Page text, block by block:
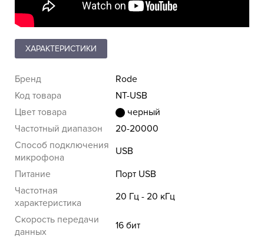
ХАРАКТЕРИСТИКИ
Бренд
Rode
Код товара
NT-USB
Цвет товара
черный
Частотный диапазон
20-20000
Способ подключения
микрофона
USB
Питание
Порт USB
Частотная
характеристика
20 Гц - 20 кГц
Скорость передачи
данных
16 бит